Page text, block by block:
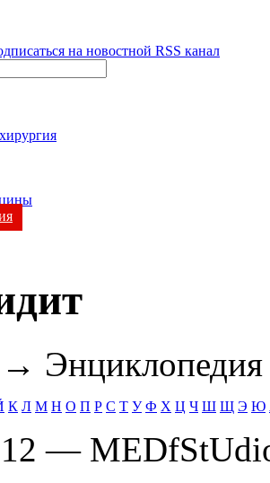
→
К Л М Н О П Р С Т У Ф Х Ц Ч Ш Щ Э Ю
—